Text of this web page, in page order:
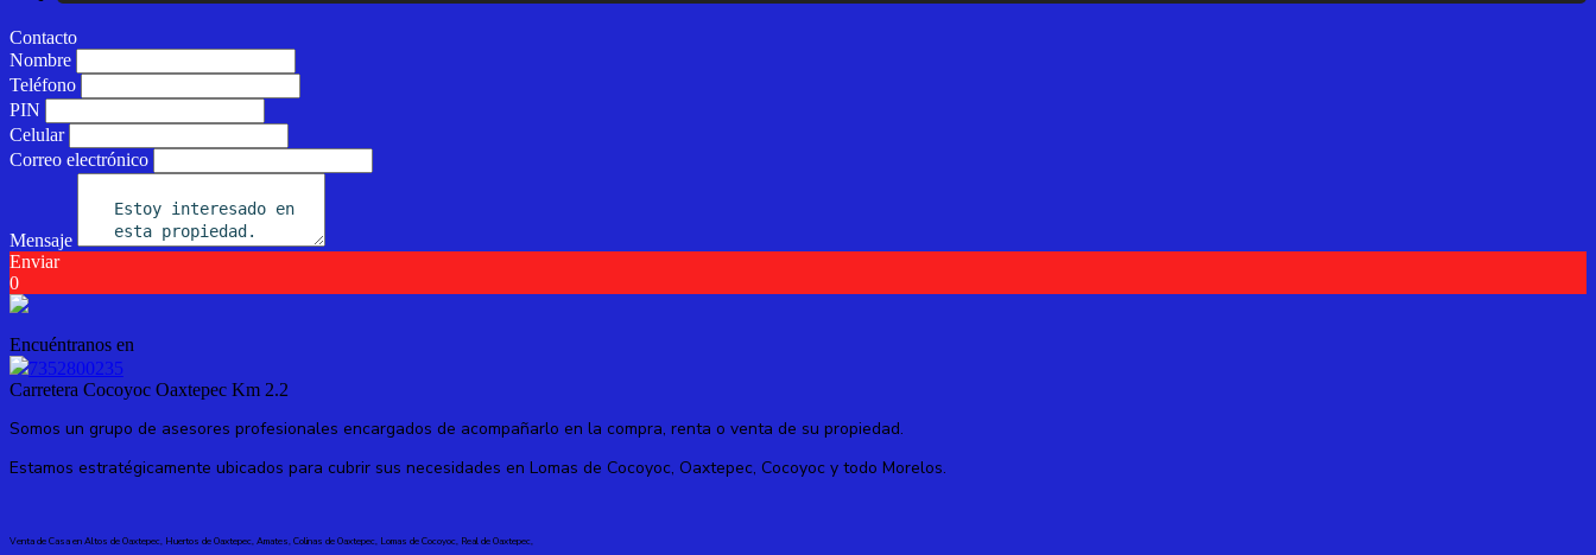
Contacto
Nombre
Teléfono
PIN
Celular
Correo electrónico
Mensaje
Enviar
0
Encuéntranos en
7352800235
Carretera Cocoyoc Oaxtepec Km 2.2
Somos un grupo de asesores profesionales encargados de acompañarlo en la compra, renta o venta de su propiedad.
Estamos estratégicamente ubicados para cubrir sus necesidades en Lomas de Cocoyoc, Oaxtepec, Cocoyoc y todo Morelos.
Venta de Casa enAltos de Oaxtepec, Huertos de Oaxtepec, Amates, Colinas de Oaxtepec, Lomas de Cocoyoc, Real de Oaxtepec,